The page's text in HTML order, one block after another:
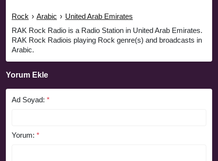
Rock › Arabic › United Arab Emirates
RAK Rock Radio is a Radio Station in United Arab Emirates.
RAK Rock Radiois playing Rock genre(s) and broadcasts in
Arabic.
Yorum Ekle
Ad Soyad: *
Yorum: *